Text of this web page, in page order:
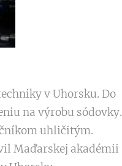
v Uhorsku. Do
na výrobu sódovky.
uhličitým.
Maďarskej akadémii